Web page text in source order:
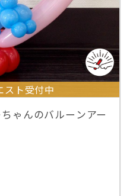
スト受付中
ゃんのバルーンアー